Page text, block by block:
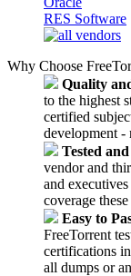
RES Software
Why Choose
Quality
to the highest
certified
development -
Tested
vendor and
and
coverage
Easy to
FreeTorrent
certifications
all dumps or